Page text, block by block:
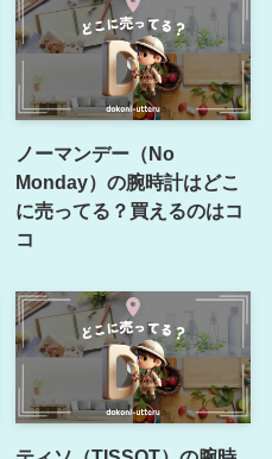
ノーマンデー（No
Monday）の腕時計はどこ
に売ってる？買えるのはコ
コ